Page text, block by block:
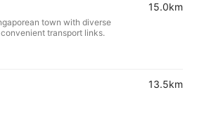
town with diverse
transport links.
15.0km
13.5km